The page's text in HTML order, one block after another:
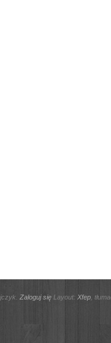
Zaloguj sięLayout: Xfep,